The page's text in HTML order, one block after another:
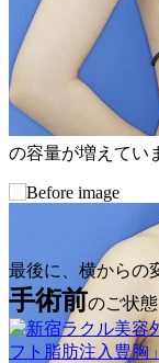
の容量が増えてい
最後に、横からの
手術前のご状